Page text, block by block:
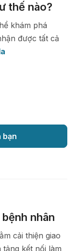
thế nào?
khám phá
được tất cả
bạn
nhân
cải thiện giao
kết nối làm